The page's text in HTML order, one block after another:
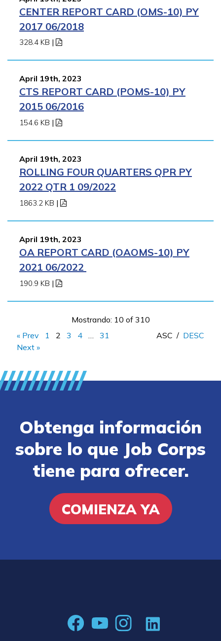
CENTER REPORT CARD (OMS-10) PY
2017 06/2018
328.4 KB |
April 19th, 2023
CTS REPORT CARD (POMS-10) PY
2015 06/2016
154.6 KB |
April 19th, 2023
ROLLING FOUR QUARTERS QPR PY
2022 QTR 1 09/2022
1863.2 KB |
April 19th, 2023
OA REPORT CARD (OAOMS-10) PY
2021 06/2022
190.9 KB |
Mostrando: 10 of 310
« Prev
1 2 3 4
31
Next »
ASC / DESC
Obtenga información
sobre lo que Job Corps
tiene para ofrecer.
COMIENZA YA